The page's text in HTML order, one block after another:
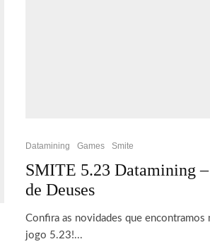
Datamining Games Smite
SMITE 5.23 Datamining
de Deuses
Confira as novidades que encontramos
jogo 5.23!...